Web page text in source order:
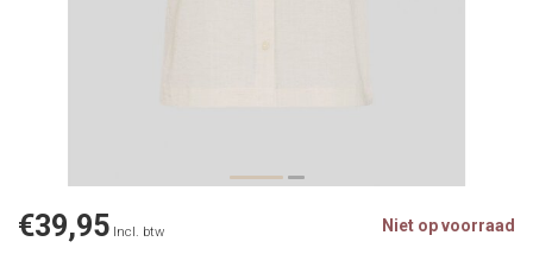
€39,95 Incl. btw Niet op voorraad